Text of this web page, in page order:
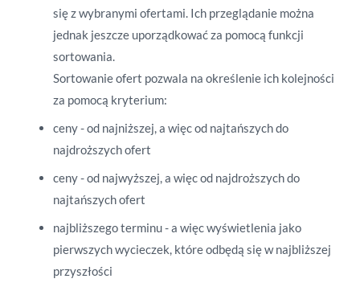
się z wybranymi ofertami. Ich przeglądanie można
jednak jeszcze uporządkować za pomocą funkcji
sortowania.
Sortowanie ofert pozwala na określenie ich kolejności
za pomocą kryterium:
ceny - od najniższej, a więc od najtańszych do
najdroższych ofert
ceny - od najwyższej, a więc od najdroższych do
najtańszych ofert
najbliższego terminu - a więc wyświetlenia jako
pierwszych wycieczek, które odbędą się w najbliższej
przyszłości